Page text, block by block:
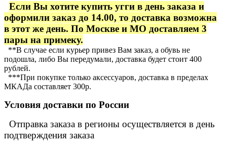
Если Вы хотите купить угги в день заказа и
оформили заказ до 14.00, то доставка возможна
в этот же день. По Москве и МО доставляем 3
пары на примеку.
**В случае если курьер привез Вам заказ, а обувь не
подошла, либо Вы передумали, доставка будет стоит 400
рублей.
***При покупке только аксессуаров, доставка в пределах
МКАДа составляет 300р.
Условия доставки по России
Отправка заказа в регионы осуществляется в день
подтверждения заказа